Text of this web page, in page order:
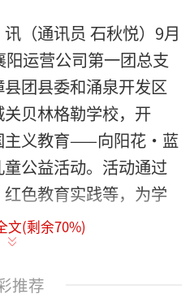
（通讯员 石秋悦）9月
运营公司第一团总支
团县委和涌泉开发区
贝林格勒学校，开
主义教育——向阳花·蓝
公益活动。活动通过
色教育实践等，为学
文(剩余70%)
推荐